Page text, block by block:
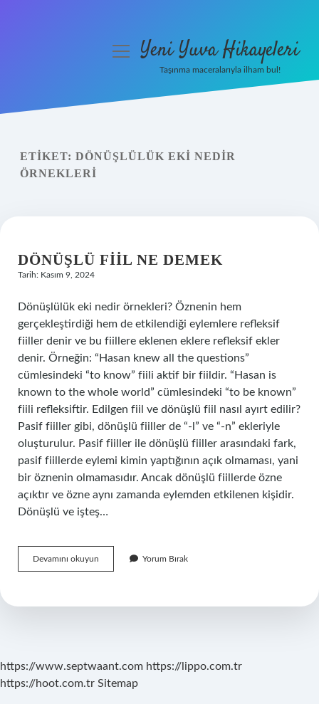
Yasal Uyarı
menüyüYeni Yuva Hikayeleri
Taşınma maceralarıyla ilham bul!
ETIKET: DÖNÜŞLÜLÜK EKI NEDIR
ÖRNEKLERI
DÖNÜŞLÜ FIIL NE DEMEK
Tarih: Kasım 9, 2024
Dönüşlülük eki nedir örnekleri? Öznenin hem
gerçekleştirdiği hem de etkilendiği eylemlere refleksif
fiiller denir ve bu fiillere eklenen eklere refleksif ekler
denir. Örneğin: “Hasan knew all the questions”
cümlesindeki “to know” fiili aktif bir fiildir. “Hasan is
known to the whole world” cümlesindeki “to be known”
fiili refleksiftir. Edilgen fiil ve dönüşlü fiil nasıl ayırt edilir?
Pasif fiiller gibi, dönüşlü fiiller de “-l” ve “-n” ekleriyle
oluşturulur. Pasif fiiller ile dönüşlü fiiller arasındaki fark,
pasif fiillerde eylemi kimin yaptığının açık olmaması, yani
bir öznenin olmamasıdır. Ancak dönüşlü fiillerde özne
açıktır ve özne aynı zamanda eylemden etkilenen kişidir.
Dönüşlü ve işteş…
Devamını okuyun Dönüşlü
Fiil
Yorum Bırak
https://www.septwaant.com https://lippo.com.tr
https://hoot.com.tr Sitemap